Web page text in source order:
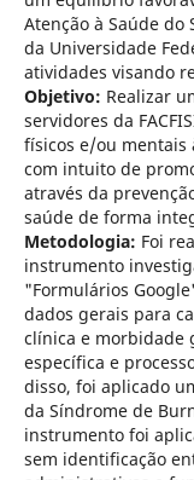
Atenção à Saúde do
da Universidade
atividades visando
Objetivo: Realizar
servidores da
físicos e/ou mentais
com intuito de
através da
saúde de forma
Metodologia: Foi
instrumento
"Formulários
dados gerais para
clínica e morbidade
específica e
disso, foi aplicado
da Síndrome de
instrumento foi
sem identificação